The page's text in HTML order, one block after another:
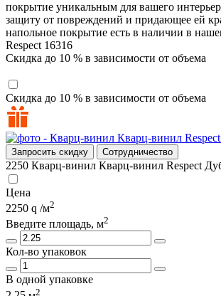
покрытие уникальным для вашего
защиту от повреждений и придающее ей
напольное покрытие есть в наличии в
Respect 16316
Скидка до 10 % в зависимости от объема
Скидка до 10 % в зависимости от объема
Запросить скидку Сотрудничество
2250 Кварц-винил Кварц-винил Respect
Цена
2250
/м2
Введите площадь, м2
Кол-во упаковок
В одной упаковке
2